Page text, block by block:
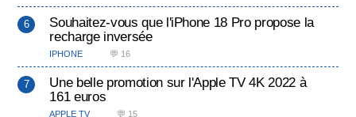
Souhaitez-vous que l'iPhone 18 Pro propose la
recharge inversée
IPHONE 💬 16
Une belle promotion sur l'Apple TV 4K 2022 à
161 euros
APPLE TV 💬 15